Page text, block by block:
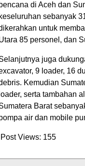
bencana di Aceh dan
keseluruhan sebanyak
untuk
85 personel, dan
juga
9 loader, 16
Kemudian
loader, serta tambahan
Barat
air dan mobile
Post Views: 155